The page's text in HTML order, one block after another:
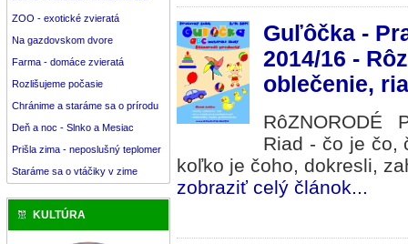
ZOO - exotické zvieratá
Na gazdovskom dvore
Farma - domáce zvieratá
Rozlišujeme počasie
Chránime a staráme sa o prírodu
Deň a noc - Slnko a Mesiac
Prišla zima - neposlušný teplomer
Staráme sa o vtáčiky v zime
KULTÚRA
Guľôčka -
2014/16 -
oblečenie,
RôZNORODÉ
Riad - čo je čo,
koľko je čoho, dokresli,
zobraziť celý článok...